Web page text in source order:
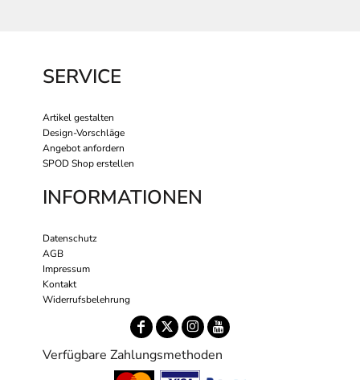
SERVICE
Artikel gestalten
Design-Vorschläge
Angebot anfordern
SPOD Shop erstellen
INFORMATIONEN
Datenschutz
AGB
Impressum
Kontakt
Widerrufsbelehrung
Verfügbare Zahlungsmethoden